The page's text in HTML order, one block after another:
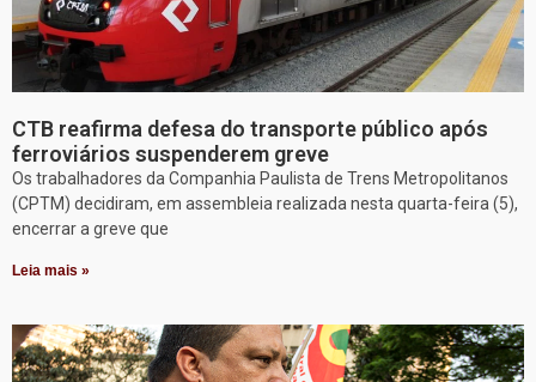
CTB reafirma defesa do transporte público após
ferroviários suspenderem greve
Os trabalhadores da Companhia Paulista de Trens Metropolitanos
(CPTM) decidiram, em assembleia realizada nesta quarta-feira (5),
encerrar a greve que
Leia mais »